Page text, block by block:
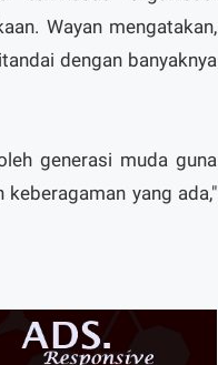
Wayan mengatakan,
dengan banyaknya
generasi muda guna
yang ada,"